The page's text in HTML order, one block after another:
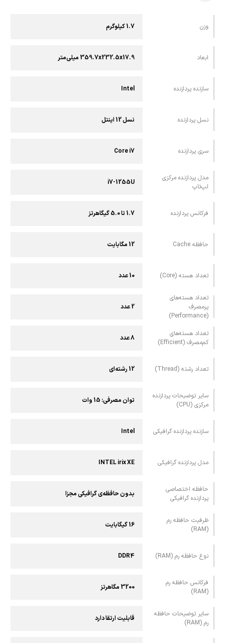
وزن 1.7 کیلوگرم
ابعاد 359.7x232.5x17.9 میلی‌متر
سازنده پردازنده Intel
نسل پردازنده نسل 12 اینتل
سری پردازنده Core i7
مدل پردازنده مرکزی
لپ‌تاپ
i7-1255U
فرکانس پردازنده 1.7 تا 5.0 گیگاهرتز
حافظه Cache 12 مگابایت
تعداد هسته (Core) 10 عدد
تعداد هسته‌های
پرمصرف
(Performance)
2 عدد
تعداد هسته‌های
کم‌مصرف (Efficient)
8 عدد
تعداد رشته (Thread) 12 رشته‌ای
سایر توضیحات پردازنده
مرکزی (CPU)
توان مصرفی: 15 وات
سازنده پردازنده گرافیکی Intel
مدل پردازنده گرافیکی INTEL irix XE
حافظه اختصاصی
پردازنده گرافیکی
بدون حافظه‌ی گرافیکی مجزا
ظرفیت حافظه رم
(RAM)
16 گیگابایت
نوع حافظه رم (RAM) DDR4
فرکانس حافظه رم
(RAM)
3200 مگاهرتز
سایر توضیحات حافظه
رم (RAM)
قابلیت ارتقا دارد